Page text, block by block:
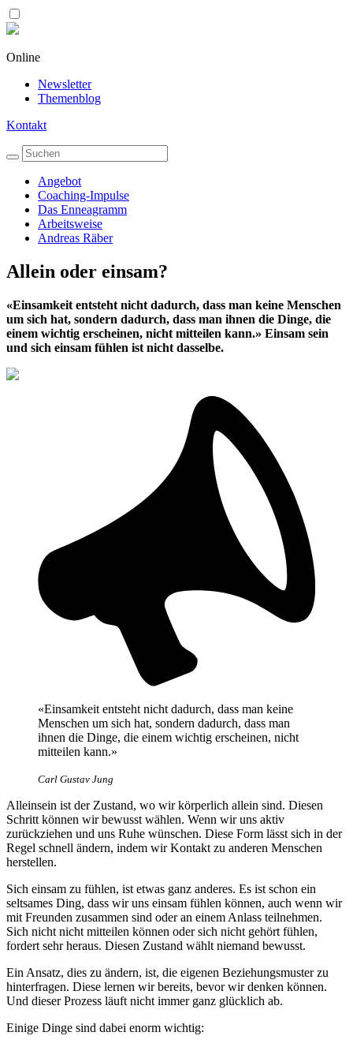
Online
Newsletter
Themenblog
Kontakt
Angebot
Coaching-Impulse
Das Enneagramm
Arbeitsweise
Andreas Räber
Allein oder einsam?
«Einsamkeit entsteht nicht dadurch, dass man keine Menschen
um sich hat, sondern dadurch, dass man ihnen die Dinge, die
einem wichtig erscheinen, nicht mitteilen kann.» Einsam sein
und sich einsam fühlen ist nicht dasselbe.
«Einsamkeit entsteht nicht dadurch, dass man keine
Menschen um sich hat, sondern dadurch, dass man
ihnen die Dinge, die einem wichtig erscheinen, nicht
mitteilen kann.»
Carl Gustav Jung
Alleinsein ist der Zustand, wo wir körperlich allein sind. Diesen
Schritt können wir bewusst wählen. Wenn wir uns aktiv
zurückziehen und uns Ruhe wünschen. Diese Form lässt sich in der
Regel schnell ändern, indem wir Kontakt zu anderen Menschen
herstellen.
Sich einsam zu fühlen, ist etwas ganz anderes. Es ist schon ein
seltsames Ding, dass wir uns einsam fühlen können, auch wenn wir
mit Freunden zusammen sind oder an einem Anlass teilnehmen.
Sich nicht nicht mitteilen können oder sich nicht gehört fühlen,
fordert sehr heraus. Diesen Zustand wählt niemand bewusst.
Ein Ansatz, dies zu ändern, ist, die eigenen Beziehungsmuster zu
hinterfragen. Diese lernen wir bereits, bevor wir denken können.
Und dieser Prozess läuft nicht immer ganz glücklich ab.
Einige Dinge sind dabei enorm wichtig: